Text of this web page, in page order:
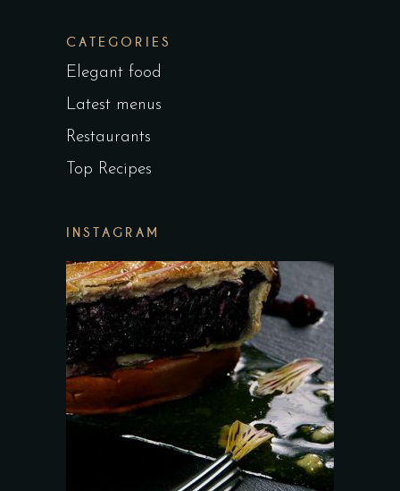
CATEGORIES
Elegant food
Latest menus
Restaurants
Top Recipes
INSTAGRAM